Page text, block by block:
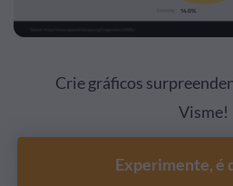
Crie gráficos
Visme!
Experimente, é